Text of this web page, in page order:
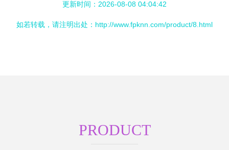
更新时间：2026-08-08 04:04:42
如若转载，请注明出处：http://www.fpknn.com/product/8.html
PRODUCT